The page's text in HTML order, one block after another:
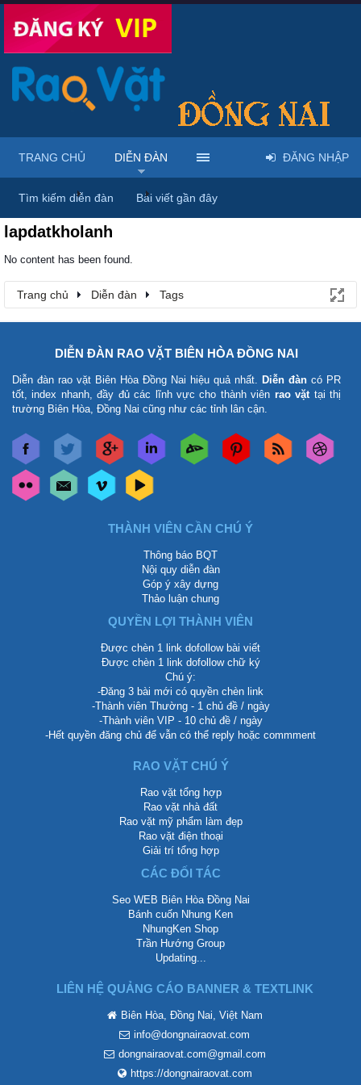
Trang chủ Diễn đàn Tags
lapdatkholanh
No content has been found.
Trang chủ Diễn đàn Tags
TRANG CHỦ DIỄN ĐÀN
Tìm kiếm diễn đàn Bài viết gần đây
ĐĂNG NHẬP
DIỄN ĐÀN RAO VẶT BIÊN HÒA ĐỒNG NAI
Diễn đàn rao vặt Biên Hòa Đồng Nai hiệu quả nhất. Diễn đàn có PR
tốt, index nhanh, đầy đủ các lĩnh vực cho thành viên rao vặttại thị
trường Biên Hòa, Đồng Nai cũng như các tỉnh lân cận.
THÀNH VIÊN CẦN CHÚ Ý
Thông báo BQT
Nội quy diễn đàn
Góp ý xây dựng
Thảo luận chung
QUYỀN LỢI THÀNH VIÊN
Được chèn 1 link dofollow bài viết
Được chèn 1 link dofollow chữ ký
Chú ý:
-Đăng 3 bài mới có quyền chèn link
-Thành viên Thường - 1 chủ đề / ngày
-Thành viên VIP - 10 chủ đề / ngày
-Hết quyền đăng chủ để vẫn có thể reply hoặc commment
RAO VẶT CHÚ Ý
Rao vặt tổng hợp
Rao vặt nhà đất
Rao vặt mỹ phẩm làm đẹp
Rao vặt điện thoại
Giải trí tổng hợp
CÁC ĐỐI TÁC
Seo WEB Biên Hòa Đồng Nai
Bánh cuốn Nhung Ken
NhungKen Shop
Trần Hướng Group
Updating...
LIÊN HỆ QUẢNG CÁO BANNER & TEXTLINK
Biên Hòa, Đồng Nai, Việt Nam
info@dongnairaovat.com
dongnairaovat.com@gmail.com
https://dongnairaovat.com